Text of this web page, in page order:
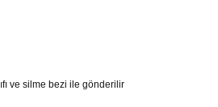
ve silme bezi ile gönderilir